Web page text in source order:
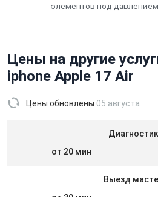
элементов под давлением.
Цены на другие
iphone Apple 17 Air
Цены обновлены 05 августа
от 20 мин
Выезд